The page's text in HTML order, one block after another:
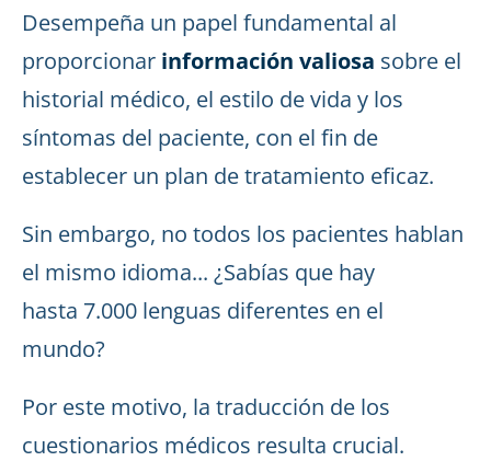
Desempeña un papel fundamental al
proporcionar información valiosa sobre el
historial médico, el estilo de vida y los
síntomas del paciente, con el fin de
establecer un plan de tratamiento eficaz.
Sin embargo, no todos los pacientes hablan
el mismo idioma... ¿Sabías que hay
hasta 7.000 lenguas diferentes en el
mundo?
Por este motivo, la traducción de los
cuestionarios médicos resulta crucial.